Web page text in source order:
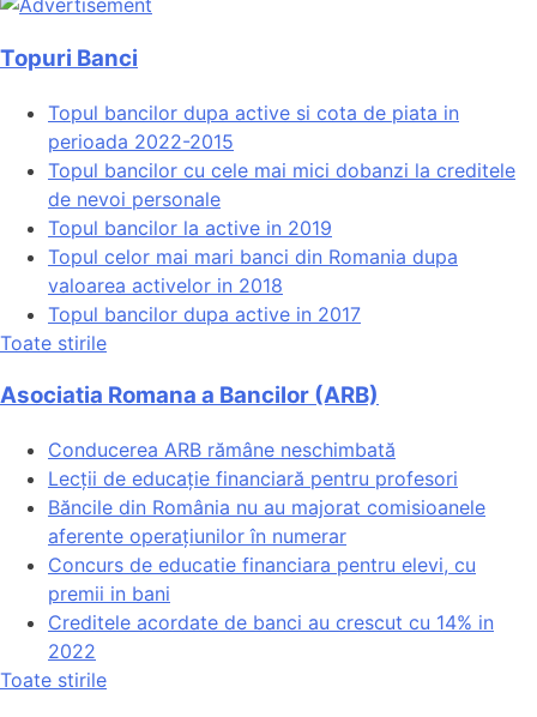
Topuri Banci
Topul bancilor dupa active si cota de piata in
perioada 2022-2015
Topul bancilor cu cele mai mici dobanzi la creditele
de nevoi personale
Topul bancilor la active in 2019
Topul celor mai mari banci din Romania dupa
valoarea activelor in 2018
Topul bancilor dupa active in 2017
Toate stirile
Asociatia Romana a Bancilor (ARB)
Conducerea ARB rămâne neschimbată
Lecții de educație financiară pentru profesori
Băncile din România nu au majorat comisioanele
aferente operațiunilor în numerar
Concurs de educatie financiara pentru elevi, cu
premii in bani
Creditele acordate de banci au crescut cu 14% in
2022
Toate stirile